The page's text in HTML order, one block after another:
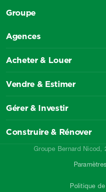
Groupe
Agences
Acheter & Louer
Vendre & Estimer
Gérer & Investir
Construire & Rénover
Groupe Bernard Nicod,
Politique